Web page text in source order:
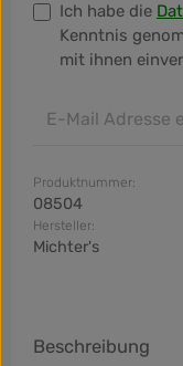
Ich habe die
Kenntnis
mit ihnen
Produktnummer:
08504
Hersteller:
Michter's
Beschreibung